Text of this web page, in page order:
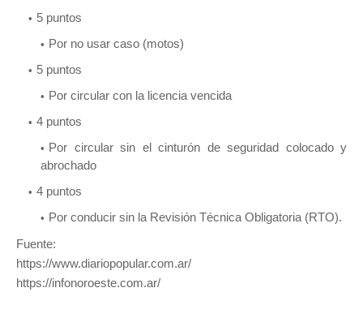
5 puntos
Por no usar caso (motos)
5 puntos
Por circular con la licencia vencida
4 puntos
Por circular sin el cinturón de seguridad colocado y
abrochado
4 puntos
Por conducir sin la Revisión Técnica Obligatoria (RTO).
Fuente:
https://www.diariopopular.com.ar/
https://infonoroeste.com.ar/